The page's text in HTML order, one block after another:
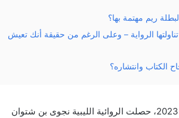
ريم مهتمة بها؟
الرواية – وعلى الرغم من حقيقة أنك تعيش
على جائزة جون فانتي 2023، حصلت الروائية الليبية نجوى بن شتوان